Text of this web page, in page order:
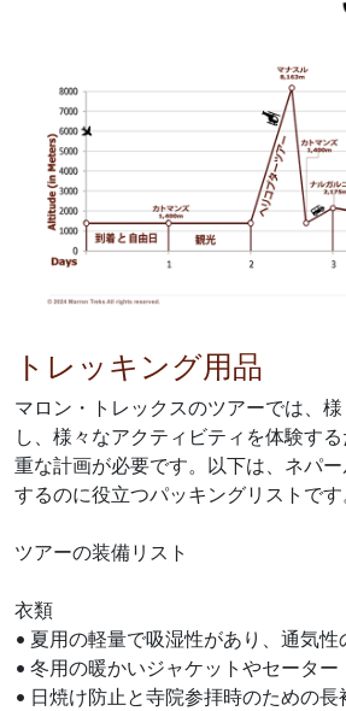
トレッキング用品
マロン・トレックスのツアーでは、
し、様々なアクティビティを体験す
重な計画が必要です。以下は、ネパ
するのに役立つパッキングリストです
ツアーの装備リスト
衣類
• 夏用の軽量で吸湿性があり、通気性
• 冬用の暖かいジャケットやセーター
• 日焼け防止と寺院参拝時のための